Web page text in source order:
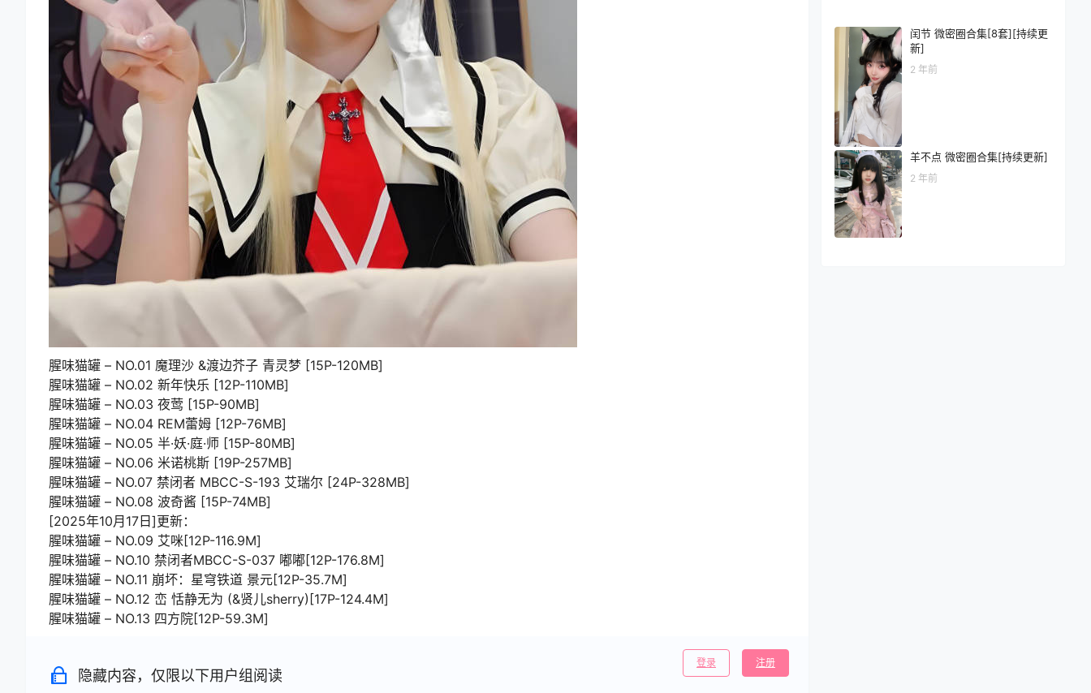
腥味猫罐 – NO.01 魔理沙 &渡边芥子 青灵梦 [15P-120MB]
腥味猫罐 – NO.02 新年快乐 [12P-110MB]
腥味猫罐 – NO.03 夜莺 [15P-90MB]
腥味猫罐 – NO.04 REM蕾姆 [12P-76MB]
腥味猫罐 – NO.05 半·妖·庭·师 [15P-80MB]
腥味猫罐 – NO.06 米诺桃斯 [19P-257MB]
腥味猫罐 – NO.07 禁闭者 MBCC-S-193 艾瑞尔 [24P-328MB]
腥味猫罐 – NO.08 波奇酱 [15P-74MB]
[2025年10月17日]更新：
腥味猫罐 – NO.09 艾咪[12P-116.9M]
腥味猫罐 – NO.10 禁闭者MBCC-S-037 嘟嘟[12P-176.8M]
腥味猫罐 – NO.11 崩坏：星穹铁道 景元[12P-35.7M]
腥味猫罐 – NO.12 峦 恬静无为 (&贤儿sherry)[17P-124.4M]
腥味猫罐 – NO.13 四方院[12P-59.3M]
隐藏内容，仅限以下用户组阅读
登录 注册
闰节 微密圈合集[8套][持续更
新]
2 年前
羊不点 微密圈合集[持续更新]
2 年前